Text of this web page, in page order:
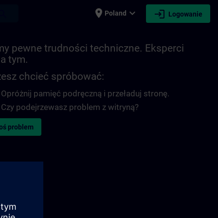
place Poland expand_more login Logowanie
pewne trudności techniczne. Eksperci
tym.
chcieć spróbować:
Opróżnij pamięć podręczną i przeładuj stronę.
Czy podejrzewasz problem z witryną?
problem